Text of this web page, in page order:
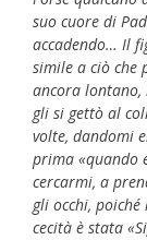
suo cuore di
accadendo… Il
simile a ciò che
ancora lontano,
gli si gettò al
volte, dandomi
prima «quando
cercarmi, a
gli occhi,
cecità è stata